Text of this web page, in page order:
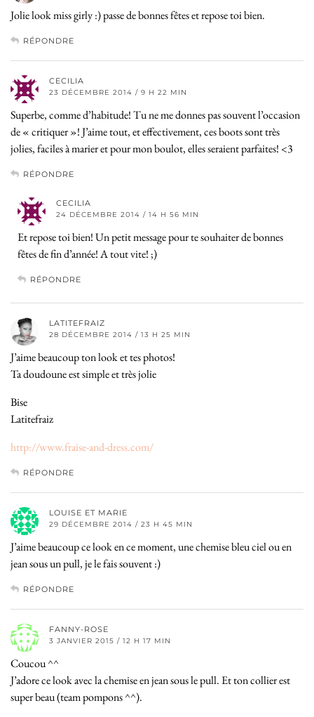
Jolie look miss girly :) passe de bonnes fêtes et repose toi bien.
RÉPONDRE
CECILIA
23 DÉCEMBRE 2014 / 9 H 22 MIN
Superbe, comme d’habitude! Tu ne me donnes pas souvent l’occasion
de « critiquer »! J’aime tout, et effectivement, ces boots sont très
jolies, faciles à marier et pour mon boulot, elles seraient parfaites! <3
RÉPONDRE
CECILIA
24 DÉCEMBRE 2014 / 14 H 56 MIN
Et repose toi bien! Un petit message pour te souhaiter de bonnes
fêtes de fin d’année! A tout vite! ;)
RÉPONDRE
LATITEFRAIZ
28 DÉCEMBRE 2014 / 13 H 25 MIN
J’aime beaucoup ton look et tes photos!
Ta doudoune est simple et très jolie
Bise
Latitefraiz
http://www.fraise-and-dress.com/
RÉPONDRE
LOUISE ET MARIE
29 DÉCEMBRE 2014 / 23 H 45 MIN
J’aime beaucoup ce look en ce moment, une chemise bleu ciel ou en
jean sous un pull, je le fais souvent :)
RÉPONDRE
FANNY-ROSE
3 JANVIER 2015 / 12 H 17 MIN
Coucou ^^
J’adore ce look avec la chemise en jean sous le pull. Et ton collier est
super beau (team pompons ^^).